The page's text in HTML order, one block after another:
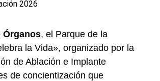
Órganos, el Parque de la
la Vida», organizado por la
de Ablación e Implante
de concientización que